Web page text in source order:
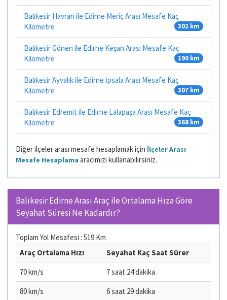
Balıkesir Havran ile Edirne Meriç Arası Mesafe Kaç
Kilometre
302 km
Balıkesir Gönen ile Edirne Keşan Arası Mesafe Kaç
Kilometre
190 km
Balıkesir Ayvalık ile Edirne İpsala Arası Mesafe Kaç
Kilometre
307 km
Balıkesir Edremit ile Edirne Lalapaşa Arası Mesafe Kaç
Kilometre
368 km
Diğer ilçeler arası mesafe hesaplamak için İlçeler Arası
Mesafe Hesaplama aracımızı kullanabilirsiniz.
Balıkesir Edirne Arası Araç ile Ortalama Hıza Göre
Seyahat Süresi Ne Kadardır?
Toplam Yol Mesafesi : 519 Km
Araç Ortalama Hızı
Seyahat Kaç Saat Sürer
70 km/s
7 saat 24 dakika
80 km/s
6 saat 29 dakika